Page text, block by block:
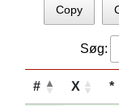
Copy
Søg:
# X *